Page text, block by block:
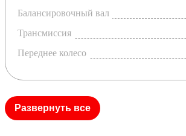
Балансировочный вал
Трансмиссия
Переднее колесо
Развернуть все